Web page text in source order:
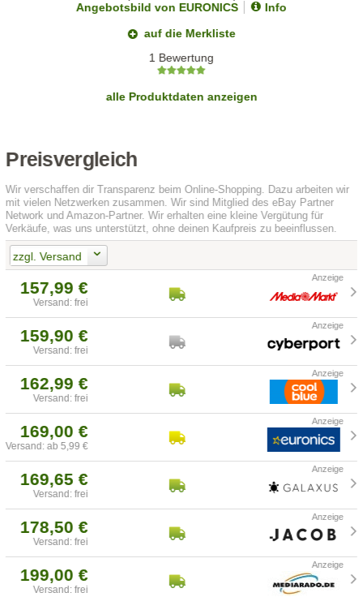
Angebotsbild von EURONICS
Info
auf die Merkliste
1 Bewertung
alle Produktdaten anzeigen
Preisvergleich
Wir verschaffen dir Transparenz beim Online-Shopping. Dazu arbeiten wir
mit vielen Netzwerken zusammen. Wir sind Mitglied des eBay Partner
Network und Amazon-Partner. Wir erhalten eine kleine Vergütung für
Verkäufe, was uns unterstützt, ohne deinen Kaufpreis zu beeinflussen.
zzgl. Versand
157,99 €
Versand: frei
159,90 €
Versand: frei
162,99 €
Versand: frei
169,00 €
Versand: ab 5,99 €
169,65 €
Versand: frei
178,50 €
Versand: frei
199,00 €
Versand: frei